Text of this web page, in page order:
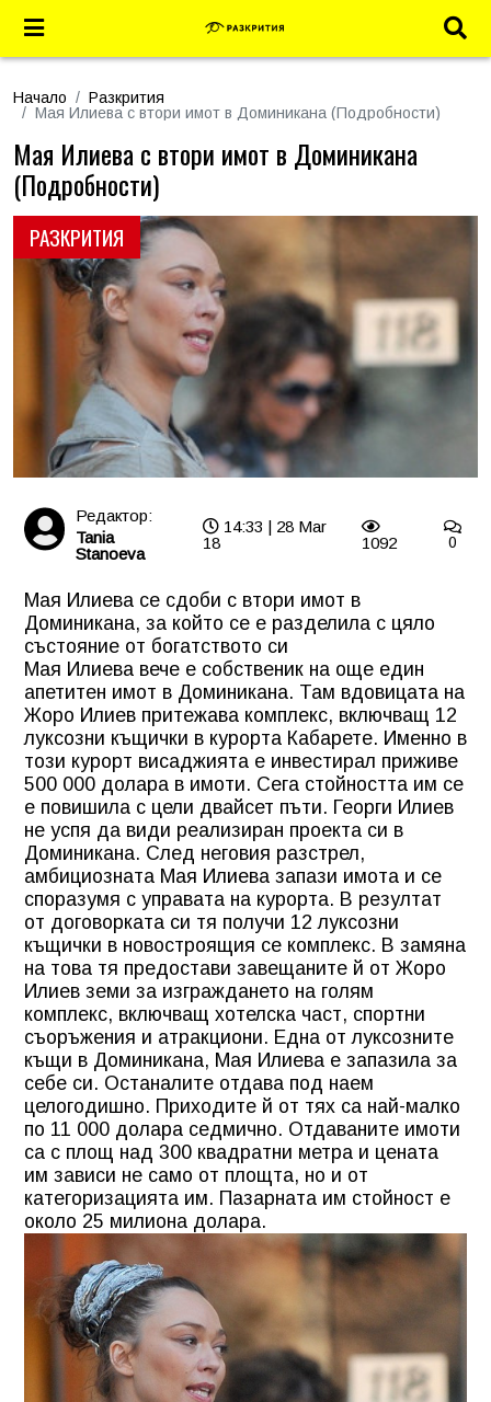
Начало
Разкрития
Мая Илиева с втори имот в Доминикана (Подробности)
РАЗКРИТИЯ
Мая Илиева с втори имот в Доминикана
(Подробности)
Редактор:
Tania
Stanoeva
14:33 | 28 Mar
18
1092 0
Мая Илиева се сдоби с втори имот в
Доминикана, за който се е разделила с цяло
състояние от богатството си
Мая Илиева вече е собственик на още един
апетитен имот в Доминикана. Там вдовицата на
Жоро Илиев притежава комплекс, включващ 12
луксозни къщички в курорта Кабарете. Именно в
този курорт висаджията е инвестирал приживе
500 000 долара в имоти. Сега стойността им се
е повишила с цели двайсет пъти. Георги Илиев
не успя да види реализиран проекта си в
Доминикана. След неговия разстрел,
амбициозната Мая Илиева запази имота и се
споразумя с управата на курорта. В резултат
от договорката си тя получи 12 луксозни
къщички в новостроящия се комплекс. В замяна
на това тя предостави завещаните й от Жоро
Илиев земи за изграждането на голям
комплекс, включващ хотелска част, спортни
съоръжения и атракциони. Една от луксозните
къщи в Доминикана, Мая Илиева е запазила за
себе си. Останалите отдава под наем
целогодишно. Приходите й от тях са най-малко
по 11 000 долара седмично. Отдаваните имоти
са с площ над 300 квадратни метра и цената
им зависи не само от площта, но и от
категоризацията им. Пазарната им стойност е
около 25 милиона долара.